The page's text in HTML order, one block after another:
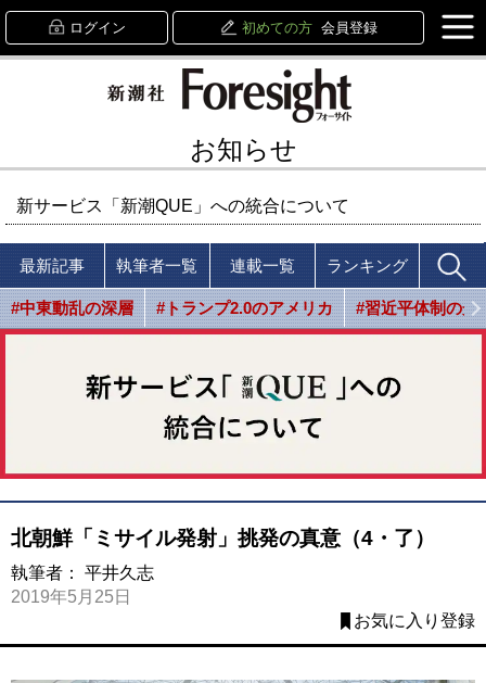
ログイン 初めての方 会員登録
お知らせ
新サービス「新潮QUE」への統合について
最新記事 執筆者一覧 連載一覧 ランキング
#中東動乱の深層 #トランプ2.0のアメリカ #習近平体制の光
北朝鮮「ミサイル発射」挑発の真意（4・了）
執筆者： 平井久志
2019年5月25日
お気に入り登録